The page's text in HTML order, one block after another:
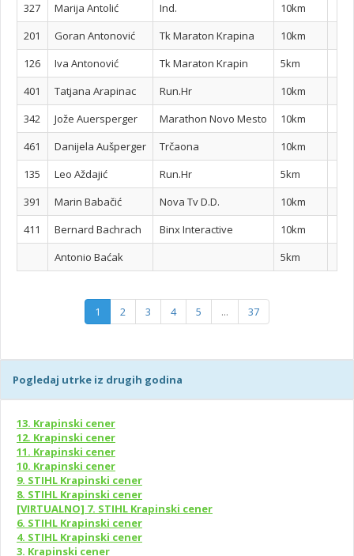
327
Marija Antolić Ind.
10km
201
Goran Antonović Tk Maraton Krapina
10km
126
Iva Antonović Tk Maraton Krapin
5km
401
Tatjana Arapinac Run.Hr
10km
342
Jože Auersperger Marathon Novo Mesto
10km
461
Danijela Aušperger Trčaona
10km
135
Leo Aždajić Run.Hr
5km
391
Marin Babačić Nova Tv D.D.
10km
411
Bernard Bachrach Binx Interactive
10km
Antonio Baćak
5km
1 2 3 4 5 ... 37
Pogledaj utrke iz drugih godina
13. Krapinski cener
12. Krapinski cener
11. Krapinski cener
10. Krapinski cener
9. STIHL Krapinski cener
8. STIHL Krapinski cener
[VIRTUALNO] 7. STIHL Krapinski cener
6. STIHL Krapinski cener
4. STIHL Krapinski cener
3. Krapinski cener